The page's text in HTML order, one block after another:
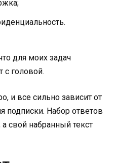
для моих задач
с головой.
и все сильно зависит от
подписки. Набор ответов
свой набранный текст